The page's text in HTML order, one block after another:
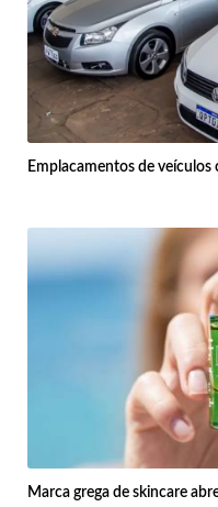
Emplacamentos de veículos
Marca grega de skincare